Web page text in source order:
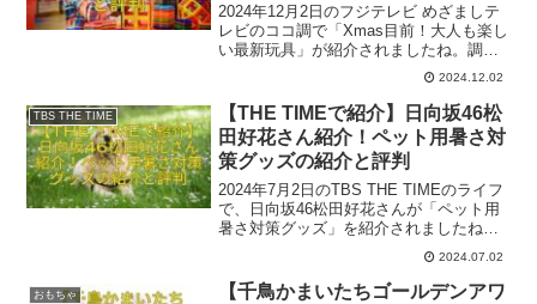
2024年12月2日のフジテレビ めざましテ
レビのココ調で「Xmas目前！大人も楽し
い最新玩具」が紹介されましたね。調査
員は原田葵アナウンサー、ロケは博品館
TOY PARK銀座本店でした。番組内で出
た一部関連商品とその評判をご紹介しま
す。参考になれば幸いです。
2024.12.02
TBS THE TIME
【THE TIMEで紹介】日向坂46松
田好花さん紹介！ペット用暑さ対
策グッズの紹介と評判
2024年7月2日のTBS THE TIMEのライフ
で、日向坂46松田好花さんが「ペット用
暑さ対策グッズ」を紹介されましたね。
ここでは番組内で出た関連商品の一部を
ご紹介いたします。参考になれば幸いで
す。
2024.07.02
おもちゃ
【千鳥かまいたちゴールデンアワ